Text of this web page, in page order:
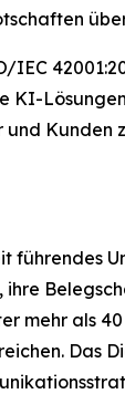
IEC
KI-
Kunden
führendes
mehr als
Das